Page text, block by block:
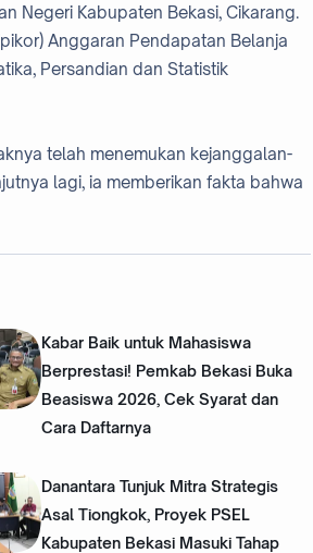
Negeri Kabupaten Bekasi, Cikarang.
Anggaran Pendapatan Belanja
Persandian dan Statistik
telah menemukan kejanggalan-
lagi, ia memberikan fakta bahwa
Kabar Baik untuk Mahasiswa
Berprestasi! Pemkab Bekasi Buka
Beasiswa 2026, Cek Syarat dan
Cara Daftarnya
Danantara Tunjuk Mitra Strategis
Asal Tiongkok, Proyek PSEL
Kabupaten Bekasi Masuki Tahap